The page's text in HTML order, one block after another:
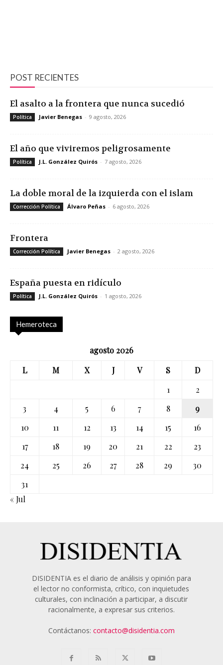
POST RECIENTES
El asalto a la frontera que nunca sucedió
Política Javier Benegas - 9 agosto, 2026
El año que viviremos peligrosamente
Política J.L. González Quirós - 7 agosto, 2026
La doble moral de la izquierda con el islam
Corrección Política Álvaro Peñas - 6 agosto, 2026
Frontera
Corrección Política Javier Benegas - 2 agosto, 2026
España puesta en ridículo
Política J.L. González Quirós - 1 agosto, 2026
Hemeroteca
agosto 2026
L
M X J V S
D
1
2
3
4 5 6 7 8
9
10
11 12 13 14 15
16
17
18 19 20 21 22
23
24
25 26 27 28 29
30
31
« Jul
DISIDENTIA es el diario de análisis y opinión para
el lector no conformista, crítico, con inquietudes
culturales, con inclinación a participar, a discutir
racionalmente, a expresar sus criterios.
Contáctanos: contacto@disidentia.com